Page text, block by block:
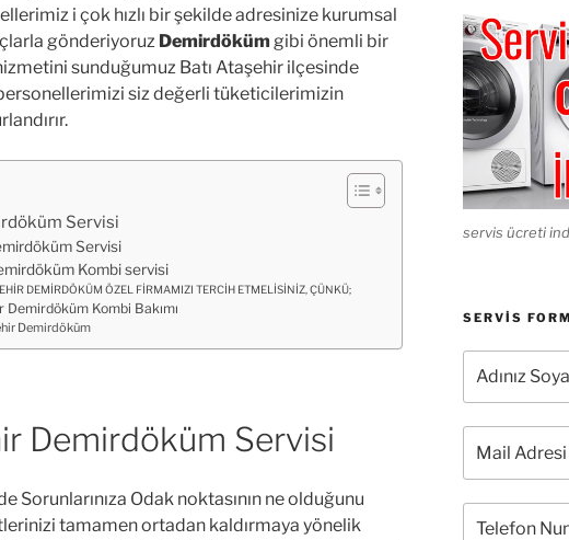
i çok hızlı bir şekilde adresinize kurumsal
gönderiyoruz Demirdöküm gibi önemli bir
sunduğumuz Batı Ataşehir ilçesinde
siz değerli tüketicilerimizin
Servisi
Servisi
Kombi servisi
DEMİRDÖKÜM ÖZEL FİRMAMIZI TERCİH ETMELİSİNİZ, ÇÜNKÜ;
Demirdöküm Kombi Bakımı
Demirdöküm
Demirdöküm Servisi
Sorunlarınıza Odak noktasının ne olduğunu
tamamen ortadan kaldırmaya yönelik
servis ücreti
SERVIS